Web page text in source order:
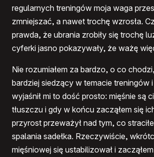
regularnych treningów moja waga
zmniejszać, a nawet trochę wzrosła.
prawda, że ubrania zrobiły się trochę
cyferki jasno pokazywały, że ważę
Nie rozumiałem za bardzo, o co
bardziej siedzący w temacie treningów
wyjaśnił mi to dość prosto: mięśnie są
tłuszczu i gdy w końcu zacząłem się
przyrost przeważył nad tym, co
spalania sadełka. Rzeczywiście,
mięśniowej się ustabilizował i